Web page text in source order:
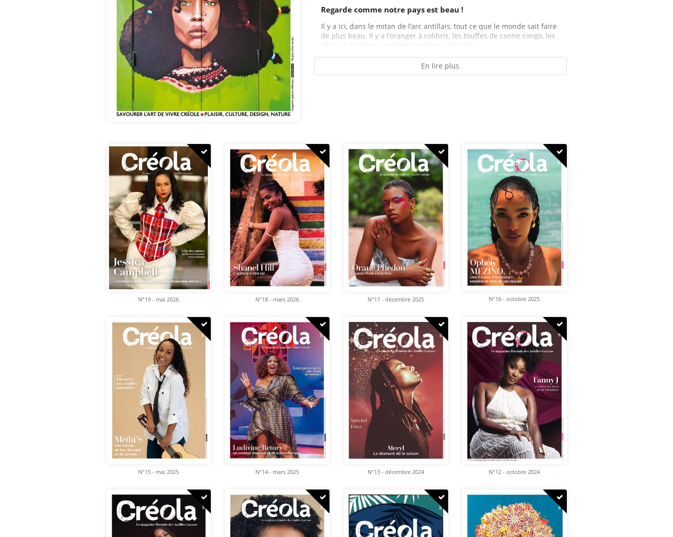
Regarde comme notre pays est beau !
Il y a ici, dans le mitan de l’arc antillais, tout ce que le monde sait faire
de plus beau. Il y a l’oranger à colibris, les touffes de canne congo, les
gâteaux à étages croulant sous leurs dentelles...
En lire plus
N°19 - mai 2026 N°18 - mars 2026 N°17 - décembre 2025 N°16 - octobre 2025
N°15 - mai 2025 N°14 - mars 2025 N°13 - décembre 2024 N°12 - octobre 2024